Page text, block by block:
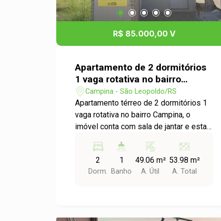
R$ 85.000,00 V
Apartamento de 2 dormitórios
1 vaga rotativa no bairro
campina em São Leopoldo
Campina - São Leopoldo/RS
Apartamento térreo de 2 dormitórios 1
vaga rotativa no bairro Campina, o
imóvel conta com sala de jantar e estar
integradas e banheiro social. Próximo
ao mercado minuano e centro
medianeira.
2
Dorm.
1
Banho
49.06 m²
A. Útil
53.98 m²
A. Total